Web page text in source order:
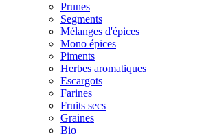
Prunes
Segments
Mélanges d'épices
Mono épices
Piments
Herbes aromatiques
Escargots
Farines
Fruits secs
Graines
Bio